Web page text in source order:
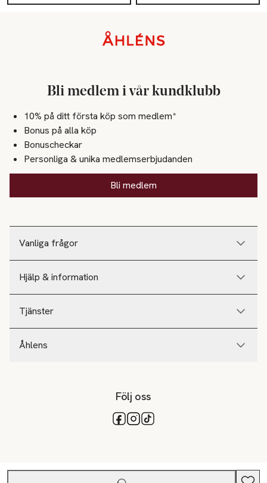
Vanliga frågor
Hjälp & information
Tjänster
Åhlens
Bli medlem i vår kundklubb
10% på ditt första köp som medlem*
Bonus på alla köp
Bonuscheckar
Personliga & unika medlemserbjudanden
Bli medlem
Följ oss